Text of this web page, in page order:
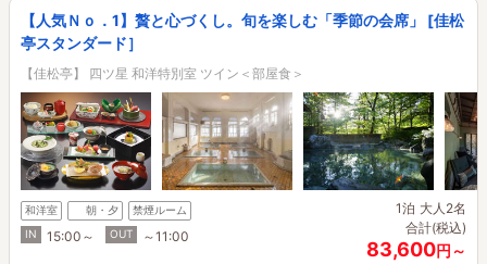
【人気Ｎｏ．1】贅と心づくし。旬を楽しむ「季節の会席」 [佳松
亭スタンダード］
【佳松亭】 四ツ星 和洋特別室 ツイン＜部屋食＞
和洋室 朝・夕
禁煙ルーム
IN
15:00～ OUT ～11:00
1泊 大人2名
合計(税込)
83,600円～